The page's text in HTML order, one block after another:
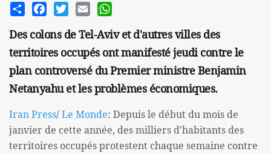
Share FacebookTwitterEmail
Des colons de Tel-Aviv et d'autres villes des
territoires occupés ont manifesté jeudi contre le
plan controversé du Premier ministre Benjamin
Netanyahu et les problèmes économiques.
Iran Press/Le Monde: Depuis le début du mois de
janvier de cette année, des milliers d'habitants des
territoires occupés protestent chaque semaine contre